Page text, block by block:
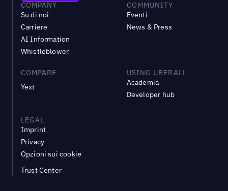
COMPANY
Su di noi
Carriere
AI Information
Whistleblower
COMMUNITY
Eventi
News & Press
COMPARE
Yext
USING UBERALL
Academia
Developer hub
LEGAL
Imprint
Privacy
Opzioni sui cookie
Trust Center